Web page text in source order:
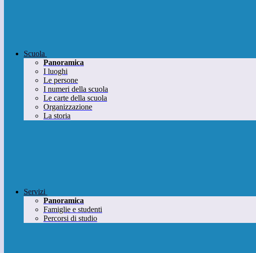
Scuola
Panoramica
I luoghi
Le persone
I numeri della scuola
Le carte della scuola
Organizzazione
La storia
Servizi
Panoramica
Famiglie e studenti
Percorsi di studio